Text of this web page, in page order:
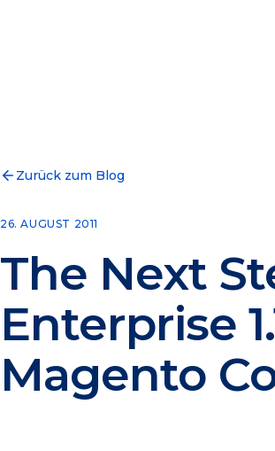
Zurück zum Blog
26. AUGUST 2011
The Next
Enterprise
Magento